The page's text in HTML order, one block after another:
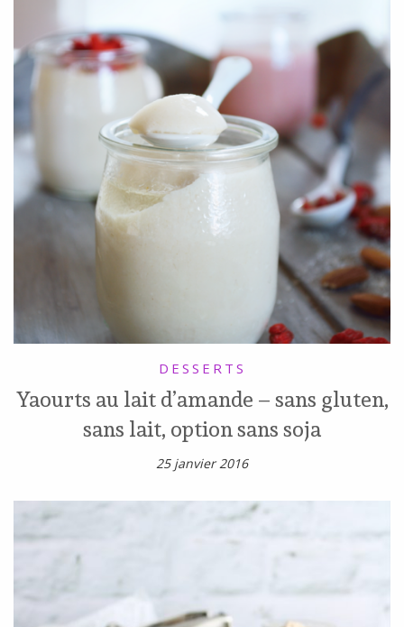
DESSERTS
Yaourts au lait d’amande – sans gluten,
sans lait, option sans soja
25 janvier 2016